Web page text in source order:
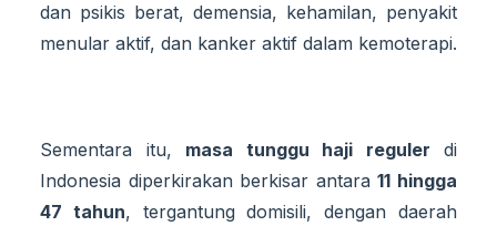
dan psikis berat, demensia, kehamilan, penyakit
menular aktif, dan kanker aktif dalam kemoterapi.
Sementara itu, masa tunggu haji reguler di
Indonesia diperkirakan berkisar antara11 hingga
47 tahun, tergantung domisili, dengan daerah